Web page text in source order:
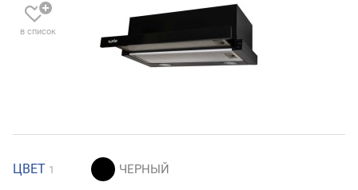
в список
ЦВЕТ 1